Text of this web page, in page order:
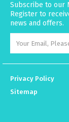
Subscribe to our
Register to
news and offers.
Privacy Policy
Sitemap